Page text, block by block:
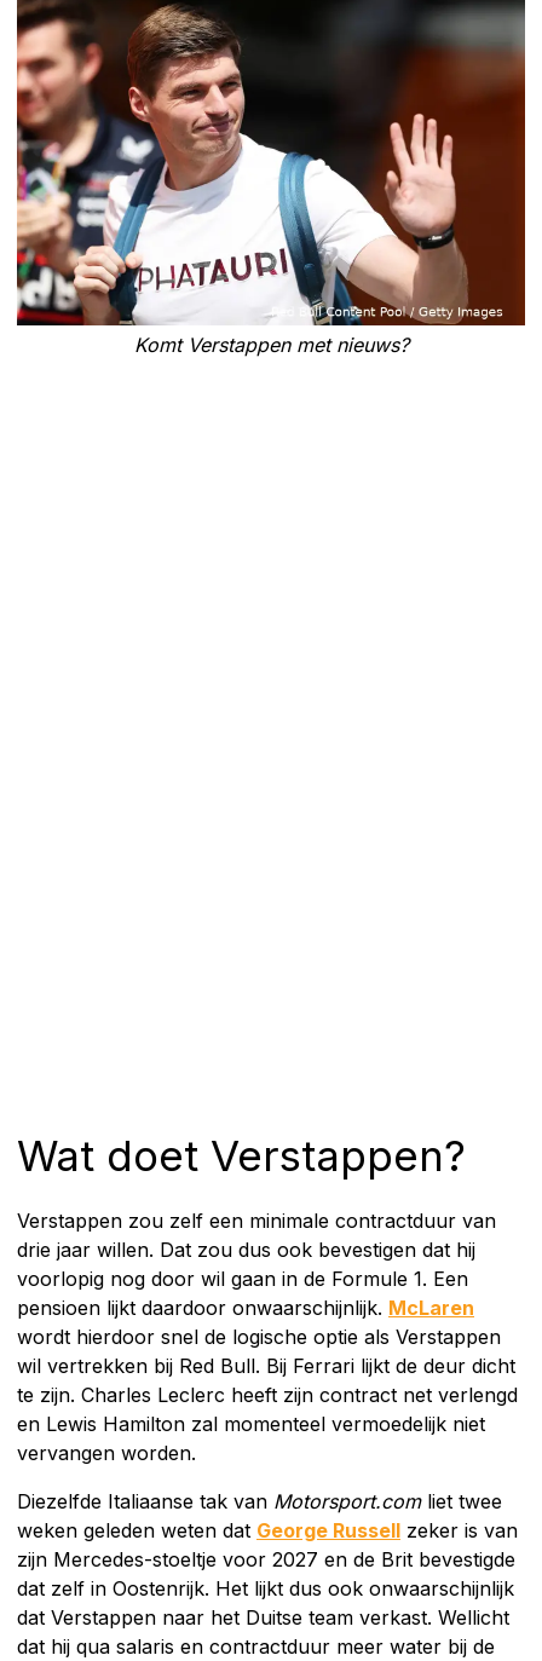
Komt Verstappen met nieuws?
Wat doet Verstappen?
Verstappen zou zelf een minimale contractduur van
drie jaar willen. Dat zou dus ook bevestigen dat hij
voorlopig nog door wil gaan in de Formule 1. Een
pensioen lijkt daardoor onwaarschijnlijk. McLaren
wordt hierdoor snel de logische optie als Verstappen
wil vertrekken bij Red Bull. Bij Ferrari lijkt de deur dicht
te zijn. Charles Leclerc heeft zijn contract net verlengd
en Lewis Hamilton zal momenteel vermoedelijk niet
vervangen worden.
Diezelfde Italiaanse tak van Motorsport.comliet twee
weken geleden weten dat George Russell zeker is van
zijn Mercedes-stoeltje voor 2027 en de Brit bevestigde
dat zelf in Oostenrijk. Het lijkt dus ook onwaarschijnlijk
dat Verstappen naar het Duitse team verkast. Wellicht
dat hij qua salaris en contractduur meer water bij de